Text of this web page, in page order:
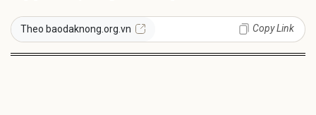
Theo baodaknong.org.vn Copy Link